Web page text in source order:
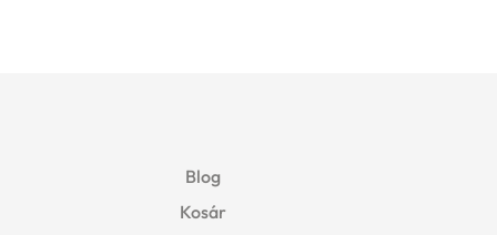
Blog
Kosár